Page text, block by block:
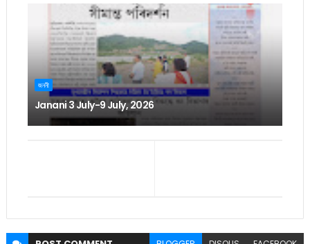
জননী
Janani 3 July-9 July, 2026